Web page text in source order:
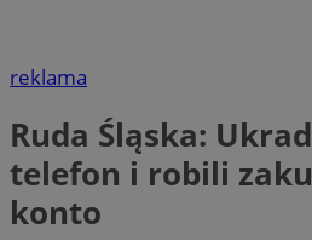
reklama
Ruda Śląska:
telefon i robili
konto